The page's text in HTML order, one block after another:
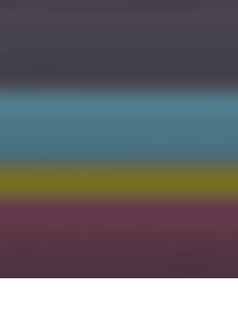
Familie
Freizeit